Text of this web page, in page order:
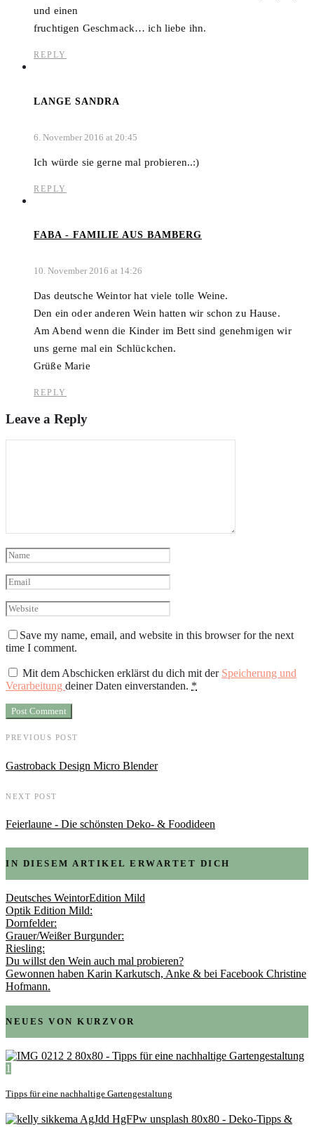
und einen
fruchtigen Geschmack… ich liebe ihn.
REPLY
LANGE SANDRA
6. November 2016 at 20:45
Ich würde sie gerne mal probieren..:)
REPLY
FABA - FAMILIE AUS BAMBERG
10. November 2016 at 14:26
Das deutsche Weintor hat viele tolle Weine.
Den ein oder anderen Wein hatten wir schon zu Hause.
Am Abend wenn die Kinder im Bett sind genehmigen wir
uns gerne mal ein Schlückchen.
Grüße Marie
REPLY
Leave a Reply
Save my name, email, and website in this browser for the next
time I comment.
Mit dem Abschicken erklärst du dich mit der Speicherung und
Verarbeitung deiner Daten einverstanden. *
PREVIOUS POST
Gastroback Design Micro Blender
NEXT POST
Feierlaune - Die schönsten Deko- & Foodideen
IN DIESEM ARTIKEL ERWARTET DICH
Deutsches WeintorEdition Mild
Optik Edition Mild:
Dornfelder:
Grauer/Weißer Burgunder:
Riesling:
Du willst den Wein auch mal probieren?
Gewonnen haben Karin Karkutsch, Anke & bei Facebook Christine
Hofmann.
NEUES VON KURZVOR
1
Tipps für eine nachhaltige Gartengestaltung